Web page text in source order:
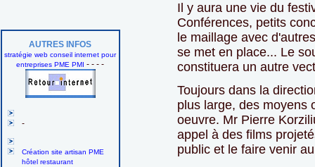
AUTRES INFOS
stratégie web conseil internet pour
entreprises PME PMI - - - -
-
Création site artisan PME
hôtel restaurant
Il y aura une vie du
Conférences, petits
le maillage avec
se met en place... Le
constituera un autre
Toujours dans la
plus large, des moyens
oeuvre. Mr Pierre
appel à des films
public et le faire venir